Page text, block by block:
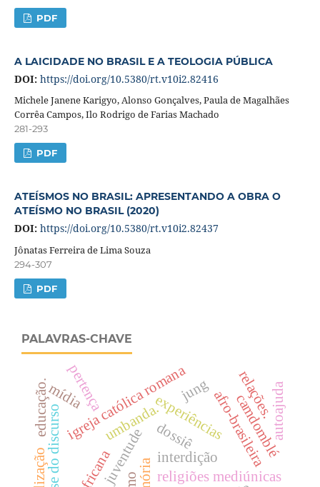
PDF
A LAICIDADE NO BRASIL E A TEOLOGIA PÚBLICA
DOI: https://doi.org/10.5380/rt.v10i2.82416
Michele Janene Karigyo, Alonso Gonçalves, Paula de Magalhães
Corrêa Campos, Ilo Rodrigo de Farias Machado
281-293
PDF
ATEÍSMOS NO BRASIL: APRESENTANDO A OBRA O
ATEÍSMO NO BRASIL (2020)
DOI: https://doi.org/10.5380/rt.v10i2.82437
Jônatas Ferreira de Lima Souza
294-307
PDF
PALAVRAS-CHAVE
dossiê
religiões mediúnicas
umbanda.experiênciasafro-brasileira
camdomblé
igreja católica romana
juventude
análise do discurso interdição
relações.
pertença
mídia autoajuda
jung
educação.